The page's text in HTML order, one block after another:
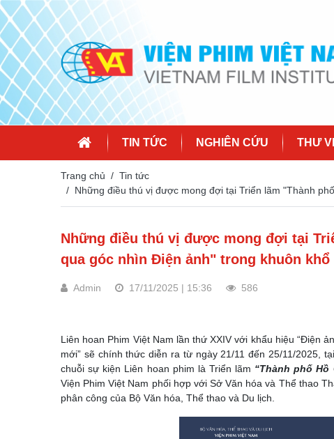
TIN TỨC NGHIÊN CỨU THƯ
Trang chủ
Tin tức
Những điều thú vị được mong đợi tại Triển lãm "Thành
Những điều thú vị được mong đợi tại
qua góc nhìn Điện ảnh" trong khuôn
Admin 17/11/2025 | 15:36 586
Liên hoan Phim Việt Nam lần thứ XXIV với khẩu hiệu “Điện
mới” sẽ chính thức diễn ra từ ngày 21/11 đến 25/11/2025,
chuỗi sự kiện Liên hoan phim là Triển lãm “Thành phố
Viện Phim Việt Nam phối hợp với Sở Văn hóa và Thể thao
phân công của Bộ Văn hóa, Thể thao và Du lịch.